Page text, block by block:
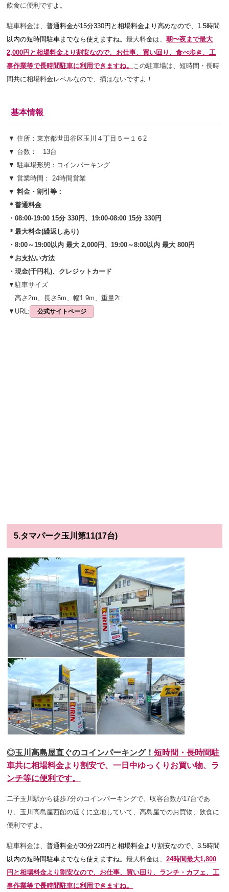
飲食に便利ですよ。
駐車料金は、普通料金が15分330円と相場料金より高めなので、1.5時間
以内の短時間駐車までなら使えますね。最大料金は、朝〜夜まで最大
2,000円と相場料金より割安なので、お仕事、買い回り、食べ歩き、工
事作業等で長時間駐車に利用できますね。 この駐車場は、短時間・長時
間共に相場料金レベルなので、損はないですよ！
基本情報
▼ 住所：東京都世田谷区玉川４丁目５ー１６2
▼ 台数： 13台
▼ 駐車場形態：コインパーキング
▼ 営業時間： 24時間営業
▼ 料金・割引等：
＊普通料金
・08:00-19:00 15分 330円、19:00-08:00 15分 330円
＊最大料金(繰返しあり)
・8:00～19:00以内 最大 2,000円、19:00～8:00以内 最大 800円
＊お支払い方法
・現金(千円札)、クレジットカード
▼駐車サイズ
高さ2m、長さ5m、幅1.9m、重量2t
▼URL:
公式サイトページ
5.タマパーク玉川第11(17台)
◎玉川高島屋直ぐのコインパーキング！短時間・長時間駐
車共に相場料金より割安で、一日中ゆっくりお買い物、ラ
ンチ等に便利です。
二子玉川駅から徒歩7分のコインパーキングで、収容台数が17台であ
り
、玉川高島屋西館の近くに立地していて、高島屋でのお買物、飲食に
便利ですよ。
駐車料金は、普通料金が30分220円と相場料金より割安なので、3.5時間
以内の短時間駐車までなら使えますね 。最大料金は、24時間最大1,800
円と相場料金より割安なので、お仕事、買い回り、ランチ・カフェ、工
事作業等で長時間駐車に利用できますね。